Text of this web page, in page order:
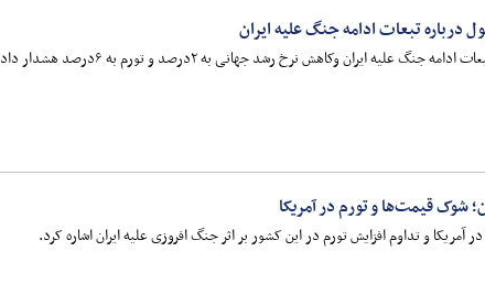
درباره تبعات ادامه جنگ علیه ایران
علیه ایران وکاهش نرخ رشد جهانی به ۲درصد و تورم به ۶درصد هشدار داد.
شوک قیمت‌ها و تورم در آمریکا
آمریکا و تداوم افزایش تورم در این کشور بر اثر جنگ افروزی علیه ایران اشاره کرد.